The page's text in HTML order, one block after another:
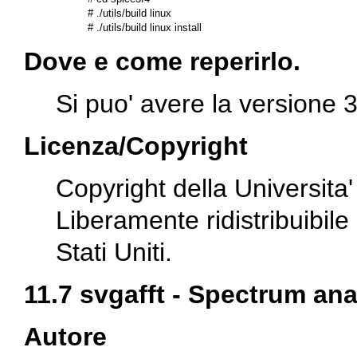
# ./utils/build linux
Dove e come reperirlo.
Si puo' avere la versione
Licenza/Copyright
Copyright della
Liberamente
Stati Uniti.
11.7 svgafft - Spectrum
Autore